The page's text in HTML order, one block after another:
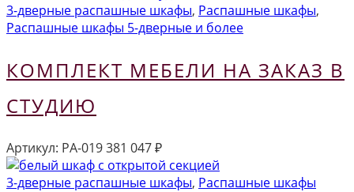
3-дверные распашные шкафы, Распашные шкафы,
Распашные шкафы 5-дверные и более
КОМПЛЕКТ МЕБЕЛИ НА ЗАКАЗ В
СТУДИЮ
Артикул: РА-019381 047₽
3-дверные распашные шкафы, Распашные шкафы